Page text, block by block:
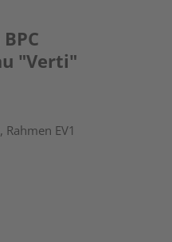
"Verti"
EV1